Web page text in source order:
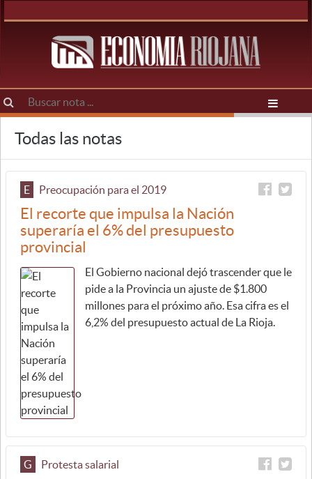
Todas las notas
E Preocupación para el 2019
El recorte que impulsa la Nación
superaría el 6% del presupuesto
provincial
El Gobierno nacional dejó trascender que le
pide a la Provincia un ajuste de $1.800
millones para el próximo año. Esa cifra es el
6,2% del presupuesto actual de La Rioja.
G Protesta salarial